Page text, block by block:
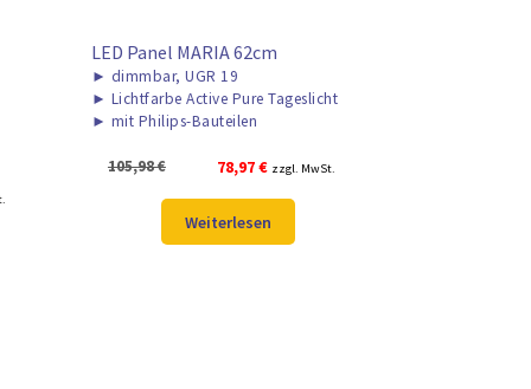
LED Panel MARIA 62cm
► dimmbar, UGR 19
► Lichtfarbe Active Pure Tageslicht
► mit Philips-Bauteilen
105,98€
Ursprünglicher
war:
105,98 €
78,97€Aktueller
ist:
78,97 €.
zzgl. MwSt.
Weiterlesen